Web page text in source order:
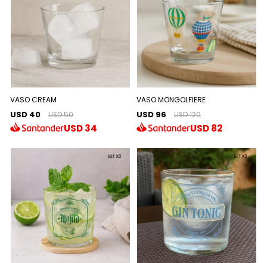
VASO CREAM
USD 40 USD 50
USD34
VASO MONGOLFIERE
USD 96 USD 120
USD82